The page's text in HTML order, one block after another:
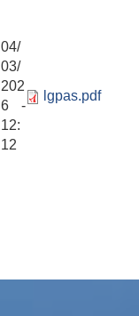
04/
03/
202
6 -
12:
12
lgpas.pdf